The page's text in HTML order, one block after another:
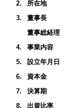
2.
所在地
3.
董事長
董事総経理
4.
事業内容
5.
設立年月日
6.
資本金
7.
決算期
8.
出資比率